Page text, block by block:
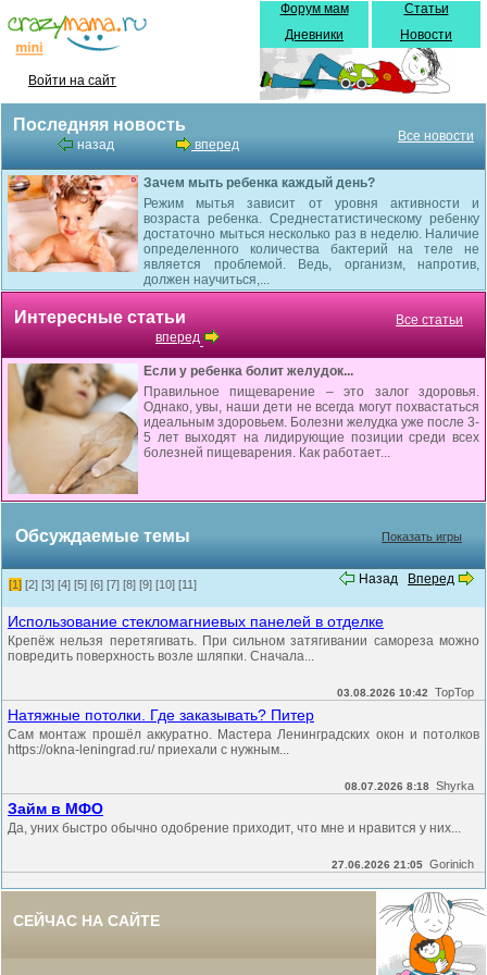
Войти на сайт
Форум мам
Дневники
Статьи
Новости
Последняя новость
назад вперед
Все новости
Зачем мыть ребенка каждый день?
Режим мытья зависит от уровня активности и
возраста ребенка. Среднестатистическому ребенку
достаточно мыться несколько раз в неделю. Наличие
определенного количества бактерий на теле не
является проблемой. Ведь, организм, напротив,
должен научиться,...
Интересные статьи
вперед
Все статьи
Если у ребенка болит желудок...
Правильное пищеварение – это залог здоровья.
Однако, увы, наши дети не всегда могут похвастаться
идеальным здоровьем. Болезни желудка уже после 3-
5 лет выходят на лидирующие позиции среди всех
болезней пищеварения. Как работает...
Обсуждаемые темы Показать игры
Назад Вперед
[1] [2] [3] [4] [5] [6] [7] [8] [9] [10] [11]
Использование стекломагниевых панелей в отделке
Крепёж нельзя перетягивать. При сильном затягивании самореза можно
повредить поверхность возле шляпки. Сначала...
03.08.2026 10:42 TopTop
Натяжные потолки. Где заказывать? Питер
Сам монтаж прошёл аккуратно. Мастера Ленинградских окон и потолков
https://okna-leningrad.ru/ приехали с нужным...
08.07.2026 8:18 Shyrka
Займ в МФО
Да, уних быстро обычно одобрение приходит, что мне и нравится у них...
27.06.2026 21:05 Gorinich
СЕЙЧАС НА САЙТЕ